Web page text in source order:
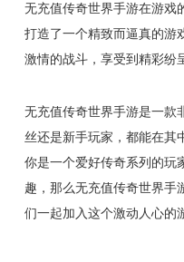
无充值传奇世界手游在游戏
打造了一个精致而逼真的游
激情的战斗，享受到精彩纷
无充值传奇世界手游是一款
丝还是新手玩家，都能在其
你是一个爱好传奇系列的玩
趣，那么无充值传奇世界手
们一起加入这个激动人心的